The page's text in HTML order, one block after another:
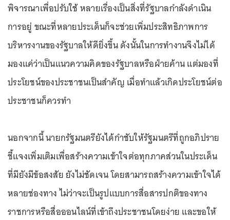
พิจารณาเพื่อปรับใช้ หลายเรื่องเป็นสิ่งที่รัฐบาลกำลังดำเนิน
การอยู่ ขณะที่หลายประเด็นก็จะช่วยเพิ่มประสิทธิภาพการ
บริหารงานของรัฐบาลให้ดียิ่งขึ้น ดังนั้นในการทำงานจึงไม่ได้
มองแค่ว่าเป็นแนวความคิดของรัฐบาลหรือฝ่ายค้าน แต่มองที่
ประโยชน์ของประชาชนเป็นสำคัญ เมื่อทำแล้วเกิดประโยชน์ต่อ
ประชาชนก็ควรทำ
นอกจากนี้ นายกรัฐมนตรียังได้กำชับให้รัฐมนตรีที่ถูกอภิปราย
ชี้แจงเพิ่มเติมเพื่อสร้างความเข้าใจต่อทุกภาคส่วนในประเด็น
ที่มียังมีข้อสงสัย ยังไม่ชัดเจน โดยสามารถสร้างความเข้าใจได้
หลายช่องทาง ไม่ว่าจะเป็นรูปแบบการสื่อสารปกติของทาง
ราชการหรือสื่อออนไลน์ที่เข้าถึงประชาชนโดยง่าย และขอให้